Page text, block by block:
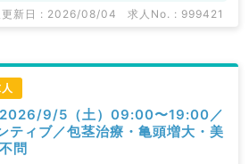
更新日 : 2026/08/04 求人No. : 999421
2026/9/5（土）09:00〜19:00／
ィブ／包茎治療・亀頭増大・美
問